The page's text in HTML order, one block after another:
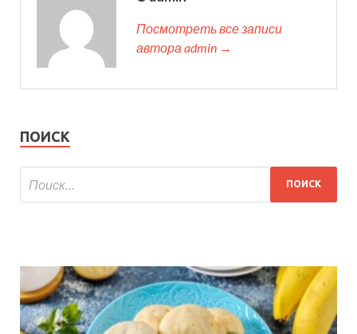
Посмотреть все записи
автора admin →
ПОИСК